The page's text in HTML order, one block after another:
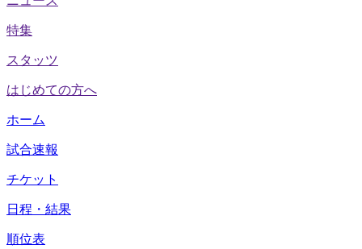
特集
スタッツ
はじめての方へ
ホーム
試合速報
チケット
日程・結果
順位表